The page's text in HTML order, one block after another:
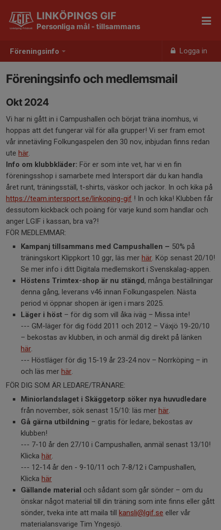
Föreningsinfo Logga in
LINKÖPINGS GIF
Personliga mål - tillsammans
Föreningsinfo och medlemsmail
Okt 2024
Vi har ni gått in i Campushallen och börjat träna inomhus, vi
hoppas att det fungerar väl för alla grupper! Vi ser fram emot
vår innetävling Folkungaspelen den 30 nov, inbjudan finns redan
ute här.
Info om klubbkläder: För er som inte vet, har vi en fin
föreningsshop i samarbete med Intersport där du kan handla
året runt, träningsställ, t-shirts, väskor och jackor. In och kika på
https://team.intersport.se/linkoping-gif ! In och kika! Klubben får
dessutom kickback och poäng för varje kund som handlar och
anger LGIF i kassan, bra va?!
FÖR MEDLEMMAR:
Kampanj tillsammans med Campushallen – 50% på
träningskort Klippkort 10 ggr, läs mer här. Köp senast 20/10!
Se mer info i ditt Digitala medlemskort i Svenskalag-appen.
Höstens Trimtex-shop är nu stängd, många beställningar
denna gång, leverans v46 innan Folkungaspelen. Nästa
period vi öppnar shopen är igen i mars 2025.
Läger i höst – för dig som vill åka iväg – Missa inte!
--- GM-läger för dig född 2011 och 2012 – Växjö 19-20/10
– bekostas av klubben, in och anmäl dig direkt på länken
här.
--- Höstläger för dig 15-19 år 23-24 nov – Norrköping – in
och läs mer här.
FÖR DIG SOM ÄR LEDARE/TRÄNARE:
Miniorlandslaget i Skäggetorp söker nya huvudledare
från november, sök senast 15/10: läs mer här.
Gå gärna utbildning – gratis för ledare, bekostas av
klubben!
--- 7-10 år den 27/10 i Campushallen, anmäl senast 13/10!
Klicka här.
--- 12-14 år den - 9-10/11 och 7-8/12 i Campushallen,
Klicka här
Gällande material och sådant som går sönder – om du
önskar något material till din träning som inte finns eller gått
sönder, tveka inte att maila till kansli@lgif.se eller vår
materialansvarige Tim Yngesjö.